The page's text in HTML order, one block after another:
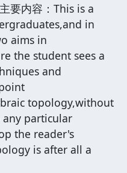
要内容：This is a
in
aims in
the student sees a
and
topology,without
particular
the reader's
is after all a